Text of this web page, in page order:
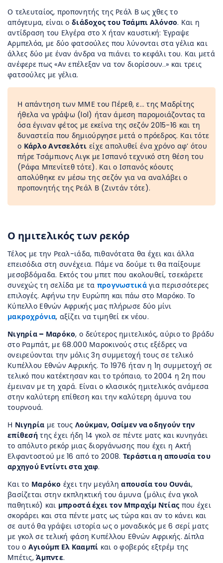
Ο τελευταίος, προπονητής της Ρεάλ Β ως χθες το
απόγευμα, είναι οδιάδοχος του Τσάμπι Αλόνσο. Και η
αντίδραση του Ελγέρα στο Χ ήταν καυστική: Έγραψε
Αρμπελόα, με δύο φατσούλες που λύνονται στα γέλια και
άλλες δύο με έναν άνδρα να πιάνει το κεφάλι του. Και μετά
ανέφερε πως «Αν επέλεξαν να τον διορίσουν..» και τρεις
φατσούλες με γέλια.
Η απάντηση των ΜΜΕ του Πέρεθ, ε… της Μαδρίτης
ήθελα να γράψω (lol) ήταν άμεση παρομοιάζοντας τα
όσα έγιναν φέτος με εκείνα της σεζόν 2015-16 και τη
δυναστεία που δημιούργησε μετά ο πρόεδρος. Και τότε
ο Κάρλο Αντσελότι είχε απολυθεί ένα χρόνο αφ’ ότου
πήρε Τσάμπιονς Λιγκ με Ισπανό τεχνικό στη θέση του
(Ράφα Μπενίτεθ τότε). Και ο Ισπανός κόουτς
απολύθηκε εν μέσω της σεζόν για να αναλάβει ο
προπονητής της Ρεάλ Β (Ζιντάν τότε).
Ο ημιτελικός των ρεκόρ
Τέλος με την Ρεαλ-ιάδα, πιθανότατα θα έχει και άλλα
επεισόδια στη συνέχεια. Πάμε να δούμε τι θα παίξουμε
μεσοβδόμαδα. Εκτός του μπετ που ακολουθεί, τσεκάρετε
συνεχώς τη σελίδα με τα προγνωστικάγια περισσότερες
επιλογές. Αφήνω την Ευρώπη και πάω στο Μαρόκο. Το
Κύπελλο Εθνών Αφρικής μας πλήρωσε δύο μίνι
μακροχρόνια, αξίζει να τιμηθεί εκ νέου.
Νιγηρία – Μαρόκο, ο δεύτερος ημιτελικός, αύριο το βράδυ
στο Ραμπάτ, με 68.000 Μαροκινούς στις εξέδρες να
ονειρεύονται την μόλις 3η συμμετοχή τους σε τελικό
Κυπέλλου Εθνών Αφρικής. Το 1976 ήταν η 1η συμμετοχή σε
τελικό που κατέκτησαν και το τρόπαιο, το 2004 η 2η που
έμειναν με τη χαρά. Είναι ο κλασικός ημιτελικός ανάμεσα
στην καλύτερη επίθεση και την καλύτερη άμυνα του
τουρνουά.
Η Νιγηρία με τουςΛούκμαν, Οσίμεν να οδηγούν την
επίθεσήτης έχει ήδη 14 γκολ σε πέντε ματς και κυνηγάει
το απόλυτο ρεκόρ μιας διοργάνωσης που έχει η Ακτή
Ελφαντοστού με 16 από το 2008. Τεράστια η απουσία του
αρχηγού Εντίντι στα χαφ.
Και το Μαρόκο έχει την μεγάληαπουσία του Ουνάι,
βασίζεται στην εκπληκτική του άμυνα (μόλις ένα γκολ
παθητικό) και μπροστά έχει τον Μπραχίμ Ντίας που έχει
σκοράρει και στα πέντε ματς ως τώρα και αν το κάνει και
σε αυτό θα γράψει ιστορία ως ο μοναδικός με 6 σερί ματς
με γκολ σε τελική φάση Κυπέλλου Εθνών Αφρικής. Δίπλα
του ο Αγιούμπ Ελ Κααμπί και ο φοβερός εξτρέμ της
Μπέτις,Άμπντε.